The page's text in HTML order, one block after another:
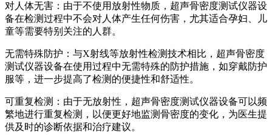
对人体无害：由于不使用放射性物质，超声骨密度测试仪器设
备在检测过程中不会对人体产生任何伤害，尤其适合孕妇、儿
童等需要特别关注的人群。
无需特殊防护：与X射线等放射性检测技术相比，超声骨密度
测试仪器设备在使用过程中无需特殊的防护措施，如穿戴防护
服等，进一步提高了检测的便捷性和舒适性。
可重复检测：由于无放射性，超声骨密度测试仪器设备可以频
繁地进行重复检测，以便更好地监测骨密度的变化，为医生提
供及时的诊断依据和治疗建议。